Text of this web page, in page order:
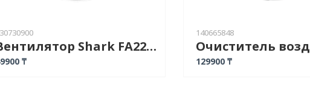
Вентилятор Shark FA220EU белый
₸
140665848
129900 ₸